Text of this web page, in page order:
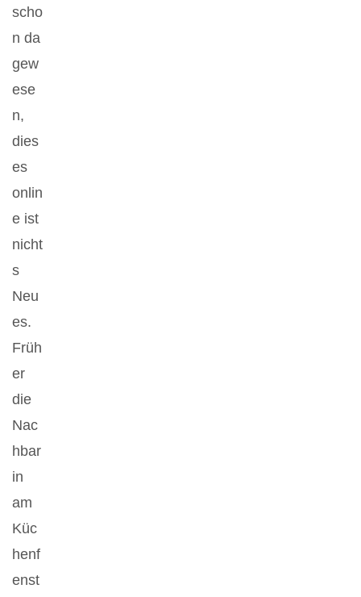
scho
n da
gew
ese
n,
dies
es
onlin
e ist
nicht
s
Neu
es.
Früh
er
die
Nac
hbar
in
am
Küc
henf
enst